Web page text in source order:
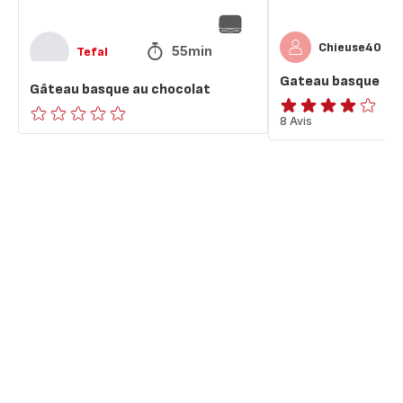
Tefal 55min
Gâteau basque au chocolat
ratings.0
Chieuse40
Gateau basque
Avis
4
8 Avis